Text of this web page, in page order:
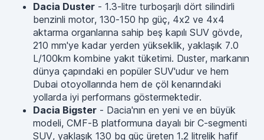
Dacia Duster - 1.3-litre turboşarjlı dört silindirli
benzinli motor, 130-150 hp güç, 4x2 ve 4x4
aktarma organlarına sahip beş kapılı SUV gövde,
210 mm'ye kadar yerden yükseklik, yaklaşık 7.0
L/100km kombine yakıt tüketimi. Duster, markanın
dünya çapındaki en popüler SUV'udur ve hem
Dubai otoyollarında hem de çöl kenarındaki
yollarda iyi performans göstermektedir.
Dacia Bigster - Dacia'nın en yeni ve en büyük
modeli, CMF-B platformuna dayalı bir C-segmenti
SUV, yaklaşık 130 bg güç üreten 1.2 litrelik hafif